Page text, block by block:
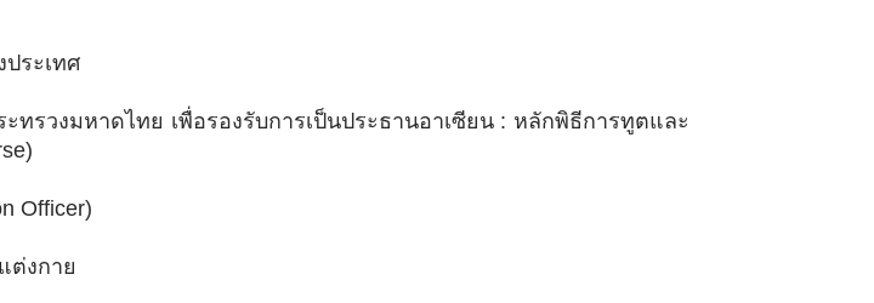
ระเทศ
รวงมหาดไทย เพื่อรองรับการเป็นประธานอาเซียน : หลักพิธีการทูตและ
Officer)
ต่งกาย